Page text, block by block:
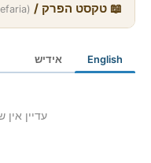
📖 טקסט הפרק / Chapter Text
English אידיש
עדיין